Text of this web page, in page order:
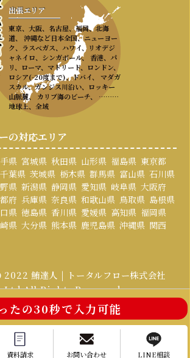
こちら お問い合わせ
たの30秒で入力可能
資料請求 お問い合わせ LINE相談
出張エリア
東京、大阪、名古屋、福岡、北海
道、 沖縄など日本全国、ニューヨー
ク、ラスベガス、ハワイ、リオデジ
ャネイロ、シンガポール、 香港、パ
リ、ローマ、マドリード、ロンドン、
ロシア(-20度まで)、ドバイ、 マダガ
スカル、ガンジス川沿い、ロッキー
山脈麓、 カリブ海のビーチ、 ………
地球上、全域
の対応エリア
県 宮城県 秋田県 山形県 福島県 東京都
千葉県 茨城県 栃木県 群馬県 富山県 石川県
県 新潟県 静岡県 愛知県 岐阜県 大阪府
府 兵庫県 奈良県 和歌山県 鳥取県 島根県
県 徳島県 香川県 愛媛県 高知県 福岡県
県 大分県 熊本県 鹿児島県 沖縄県 関西
鮪達人 | トータルフロー株式会社
Ltd All Rights Reserved.